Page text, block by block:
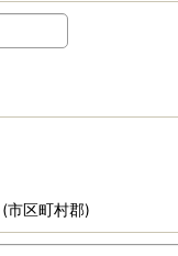
(市区町村郡)